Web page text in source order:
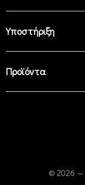
Υποστήριξη
Προϊόντα
© 2026 —